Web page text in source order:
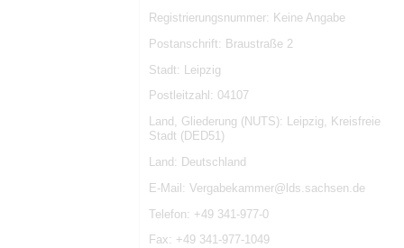
Registrierungsnummer: Keine Angabe
Postanschrift: Braustraße 2
Stadt: Leipzig
Postleitzahl: 04107
Land, Gliederung (NUTS): Leipzig, Kreisfreie
Stadt (DED51)
Land: Deutschland
E-Mail: Vergabekammer@lds.sachsen.de
Telefon: +49 341-977-0
Fax: +49 341-977-1049